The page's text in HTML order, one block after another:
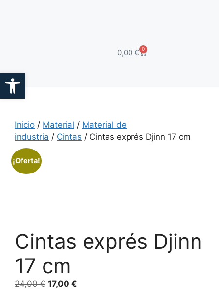
0,00€ 0
Inicio / Material / Material de
industria / Cintas / Cintas exprés Djinn 17 cm
¡Oferta!
Cintas exprés Djinn
17 cm
24,00€ 17,00 €
Abrir barra de herramientas